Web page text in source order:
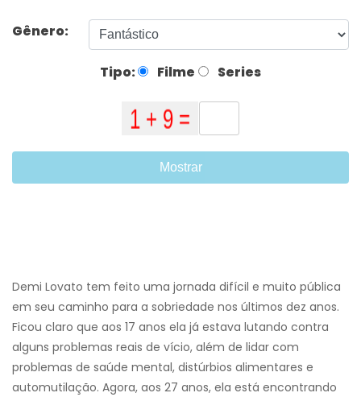
Gênero:
Tipo: Filme Series
Mostrar
Demi Lovato tem feito uma jornada difícil e muito pública
em seu caminho para a sobriedade nos últimos dez anos.
Ficou claro que aos 17 anos ela já estava lutando contra
alguns problemas reais de vício, além de lidar com
problemas de saúde mental, distúrbios alimentares e
automutilação. Agora, aos 27 anos, ela está encontrando